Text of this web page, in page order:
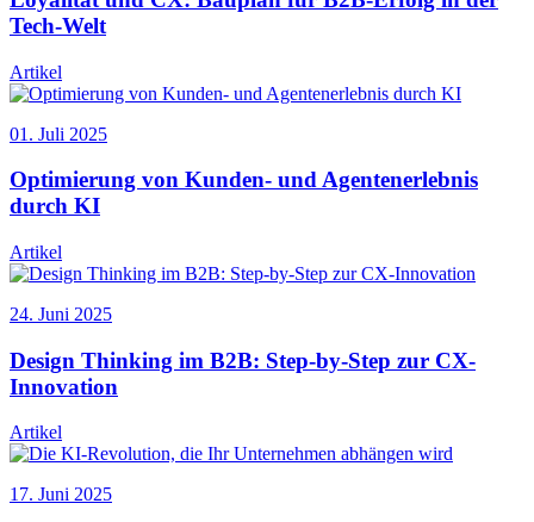
Tech-Welt
Artikel
01. Juli 2025
Optimierung von Kunden- und Agentenerlebnis
durch KI
Artikel
24. Juni 2025
Design Thinking im B2B: Step-by-Step zur CX-
Innovation
Artikel
17. Juni 2025